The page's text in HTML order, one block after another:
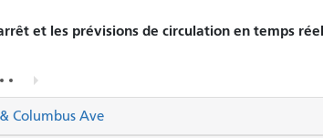
et les prévisions de circulation en temps
Columbus Ave